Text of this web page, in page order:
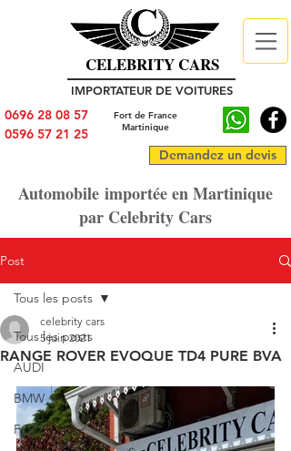
CELEBRITY CARS
IMPORTATEUR DE VOITURES
0596 57 21 25
Fort de France
Martinique
0696 28 08 57
Demandez un devis
Automobile importée en Martinique
par Celebrity Cars
Post
Tous les posts
AUDI
BMW
FORD
Tous les posts
RANGE ROVER EVOQUE TD4 PURE BVA
celebrity cars
5 juin 2021